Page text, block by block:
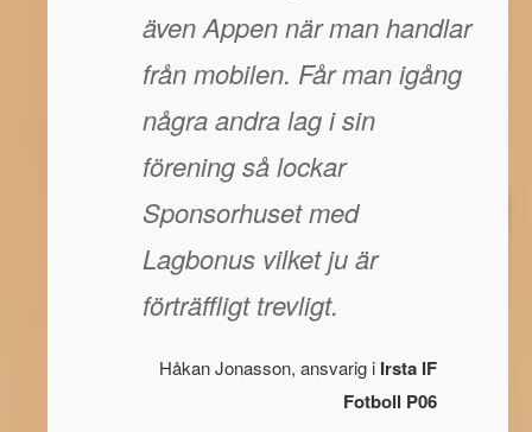
även Appen när man handlar
från mobilen. Får man igång
några andra lag i sin
förening så lockar
Sponsorhuset med
Lagbonus vilket ju är
förträffligt trevligt.
Håkan Jonasson, ansvarig i Irsta IF
Fotboll P06